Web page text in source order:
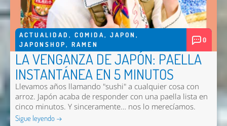
ACTUALIDAD , COMIDA, JAPON ,
JAPONSHOP, RAMEN
0
LA VENGANZA DE JAPÓN: PAELLA
INSTANTÁNEA EN 5 MINUTOS
Llevamos años llamando "sushi" a cualquier cosa con
arroz. Japón acaba de responder con una paella lista en
cinco minutos. Y sinceramente… nos lo merecíamos.
Sigue leyendo →